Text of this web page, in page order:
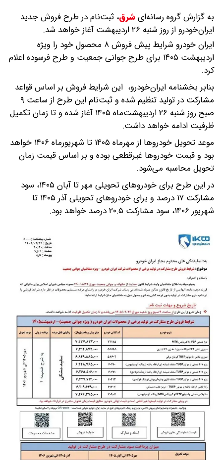
به گزارش گروه رسانه‌ایشرق، ثبت‌نام در طرح فروش جدید
ایران‌خودرو از روز شنبه ۲۶ اردیبهشت آغاز خواهد شد.
ایران خودرو شرایط پیش فروش ۸ محصول خود را ویژه
اردیبهشت ۱۴۰۵ برای طرح جوانی جمعیت و طرح فرسوده اعلام
کرد.
بنابر بخشنامه ایران‌خودرو، این شرایط فروش بر اساس قواعد
مشارکت در تولید تنظیم شده و ثبت‌نام این طرح از ساعت ۹
صبح روز شنبه ۲۶ اردیبهشت‌ماه ۱۴۰۵ آغاز شده و تا زمان تکمیل
ظرفیت ادامه خواهد داشت.
موعد تحویل خودروها از مهرماه ۱۴۰۵ تا شهریورماه ۱۴۰۶ خواهد
بود و قیمت خودروها غیرقطعی بوده و بر اساس قیمت زمان
تحویل محاسبه می‌شود.
در این طرح برای خودروهای تحویلی مهر تا آبان ۱۴۰۵، سود
مشارکت ۱۷ درصد و برای خودروهای تحویلی آذر ۱۴۰۵ تا
شهریور ۱۴۰۶، سود مشارکت ۲۰.۵ درصد خواهد بود.